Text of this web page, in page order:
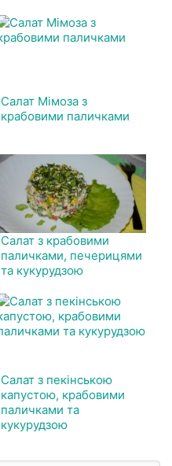
Салат Мімоза з
крабовими паличками
Салат з крабовими
паличками, печерицями
та кукурудзою
Салат з пекінською
капустою, крабовими
паличками та
кукурудзою